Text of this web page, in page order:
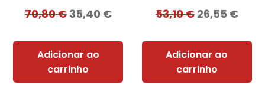
70,80€ 35,40 €
Adicionar ao
carrinho
53,10€ 26,55 €
Adicionar ao
carrinho